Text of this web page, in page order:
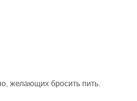
желающих бросить пить.